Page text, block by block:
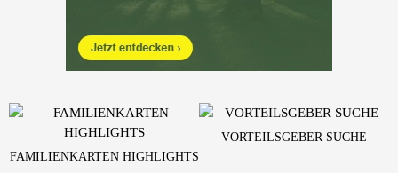
FAMILIENKARTEN HIGHLIGHTS
VORTEILSGEBER SUCHE